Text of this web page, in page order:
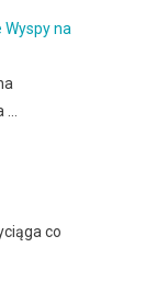
Wyspy na
co